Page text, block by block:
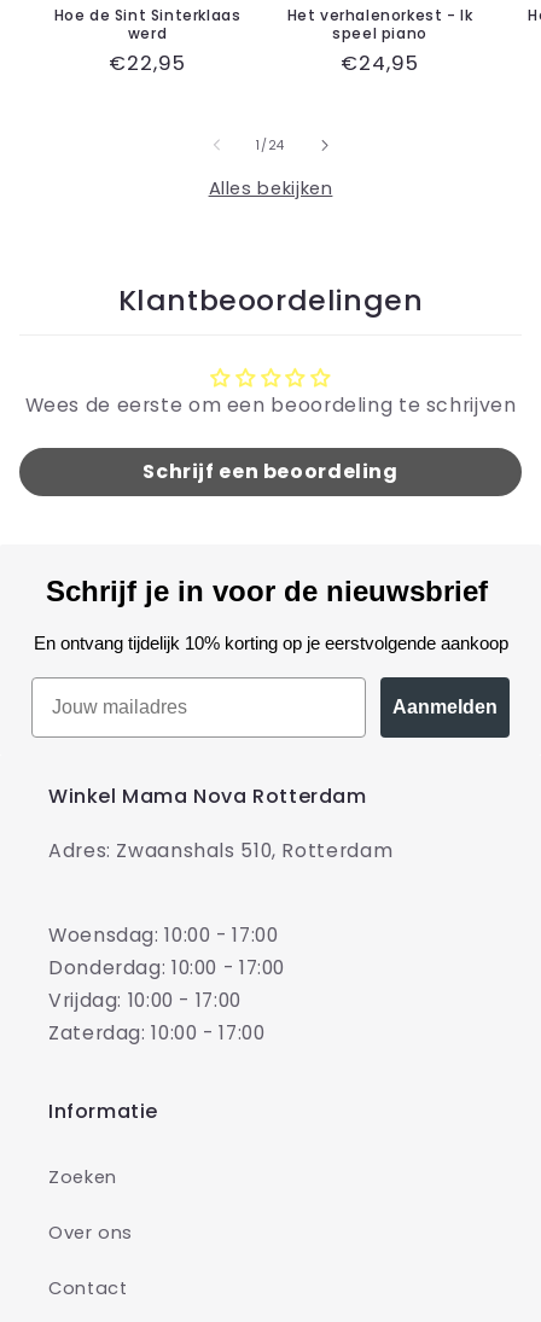
Hoe de Sint Sinterklaas
werd
Normale
€22,95
Het verhalenorkest - Ik
speel piano
Normale
€24,95
1 / van
24
Alles bekijken
Klantbeoordelingen
Wees de eerste om een beoordeling te schrijven
Schrijf een beoordeling
Schrijf je in voor de nieuwsbrief
En ontvang tijdelijk 10% korting op je eerstvolgende aankoop
Aanmelden
Winkel Mama Nova Rotterdam
Adres: Zwaanshals 510, Rotterdam
Woensdag: 10:00 - 17:00
Donderdag: 10:00 - 17:00
Vrijdag: 10:00 - 17:00
Zaterdag: 10:00 - 17:00
Informatie
Zoeken
Over ons
Contact